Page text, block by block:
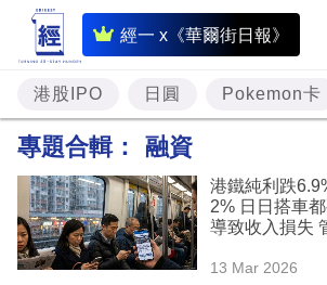
經一 x《華爾街日報》
即
時
財
經
題
投
資
港股IPO 日圓 Pokemon卡
專題合輯： 融資
港鐵純利跌
2% 日日搭車
導致收入損失
13 Mar 2026